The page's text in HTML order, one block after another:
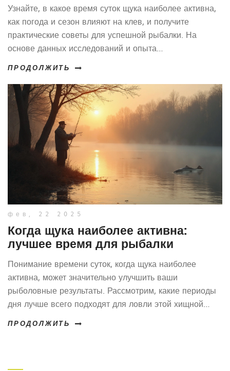
Узнайте, в какое время суток щука наиболее активна,
как погода и сезон влияют на клев, и получите
практические советы для успешной рыбалки. На
основе данных исследований и опыта
ПРОДОЛЖИТЬ
фев, 22 2025
Когда щука наиболее активна:
лучшее время для рыбалки
Понимание времени суток, когда щука наиболее
активна, может значительно улучшить ваши
рыболовные результаты. Рассмотрим, какие периоды
дня лучше всего подходят для ловли этой хищной
поведение. Узнайте, как правильно выбрать время для
ПРОДОЛЖИТЬ